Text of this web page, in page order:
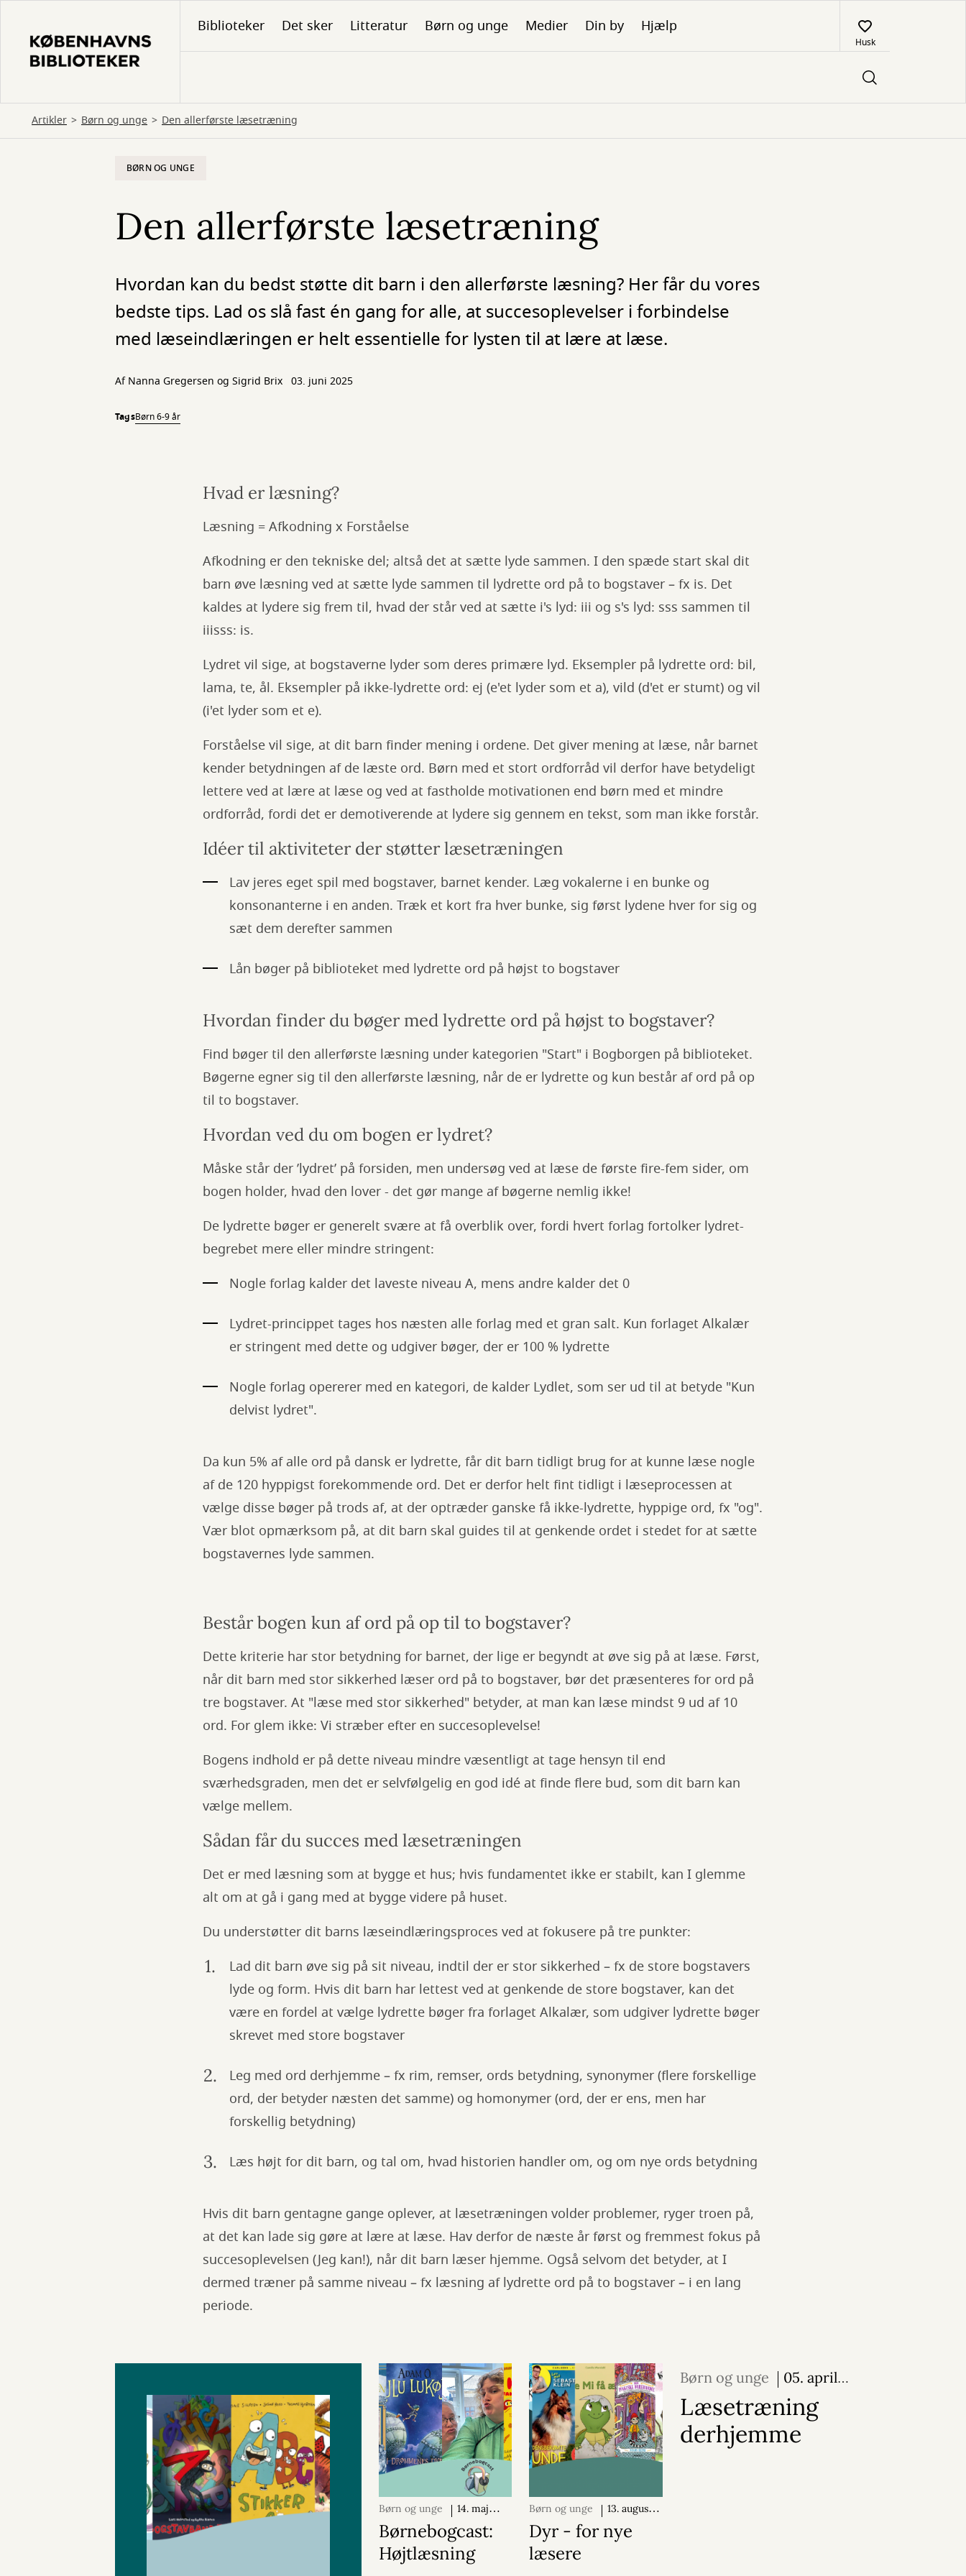
hovedindhold
Biblioteker Det sker Litteratur Børn og unge Medier Din by Hjælp
Husk
Artikler Børn og unge Den allerførste læsetræning
BØRN OG UNGE
Den allerførste læsetræning
Hvordan kan du bedst støtte dit barn i den allerførste læsning? Her får du vores
bedste tips. Lad os slå fast én gang for alle, at succesoplevelser i forbindelse
med læseindlæringen er helt essentielle for lysten til at lære at læse.
Af Nanna Gregersen og Sigrid Brix 03. juni 2025
TagsBørn 6-9 år
Hvad er læsning?
Læsning = Afkodning x Forståelse
Afkodning er den tekniske del; altså det at sætte lyde sammen. I den spæde start skal dit
barn øve læsning ved at sætte lyde sammen til lydrette ord på to bogstaver – fx is. Det
kaldes at lydere sig frem til, hvad der står ved at sætte i's lyd: iii og s's lyd: sss sammen til
iiisss: is.
Lydret vil sige, at bogstaverne lyder som deres primære lyd. Eksempler på lydrette ord: bil,
lama, te, ål. Eksempler på ikke-lydrette ord: ej (e'et lyder som et a), vild (d'et er stumt) og vil
(i'et lyder som et e).
Forståelse vil sige, at dit barn finder mening i ordene. Det giver mening at læse, når barnet
kender betydningen af de læste ord. Børn med et stort ordforråd vil derfor have betydeligt
lettere ved at lære at læse og ved at fastholde motivationen end børn med et mindre
ordforråd, fordi det er demotiverende at lydere sig gennem en tekst, som man ikke forstår.
Idéer til aktiviteter der støtter læsetræningen
Lav jeres eget spil med bogstaver, barnet kender. Læg vokalerne i en bunke og
konsonanterne i en anden. Træk et kort fra hver bunke, sig først lydene hver for sig og
sæt dem derefter sammen
Lån bøger på biblioteket med lydrette ord på højst to bogstaver
Hvordan finder du bøger med lydrette ord på højst to bogstaver?
Find bøger til den allerførste læsning under kategorien "Start" i Bogborgen på biblioteket.
Bøgerne egner sig til den allerførste læsning, når de er lydrette og kun består af ord på op
til to bogstaver.
Hvordan ved du om bogen er lydret?
Måske står der ’lydret’ på forsiden, men undersøg ved at læse de første fire-fem sider, om
bogen holder, hvad den lover - det gør mange af bøgerne nemlig ikke!
De lydrette bøger er generelt svære at få overblik over, fordi hvert forlag fortolker lydret-
begrebet mere eller mindre stringent:
Nogle forlag kalder det laveste niveau A, mens andre kalder det 0
Lydret-princippet tages hos næsten alle forlag med et gran salt. Kun forlaget Alkalær
er stringent med dette og udgiver bøger, der er 100 % lydrette
Nogle forlag opererer med en kategori, de kalder Lydlet, som ser ud til at betyde "Kun
delvist lydret".
Da kun 5% af alle ord på dansk er lydrette, får dit barn tidligt brug for at kunne læse nogle
af de 120 hyppigst forekommende ord. Det er derfor helt fint tidligt i læseprocessen at
vælge disse bøger på trods af, at der optræder ganske få ikke-lydrette, hyppige ord, fx "og".
Vær blot opmærksom på, at dit barn skal guides til at genkende ordet i stedet for at sætte
bogstavernes lyde sammen.
Består bogen kun af ord på op til to bogstaver?
Dette kriterie har stor betydning for barnet, der lige er begyndt at øve sig på at læse. Først,
når dit barn med stor sikkerhed læser ord på to bogstaver, bør det præsenteres for ord på
tre bogstaver. At "læse med stor sikkerhed" betyder, at man kan læse mindst 9 ud af 10
ord. For glem ikke: Vi stræber efter en succesoplevelse!
Bogens indhold er på dette niveau mindre væsentligt at tage hensyn til end
sværhedsgraden, men det er selvfølgelig en god idé at finde flere bud, som dit barn kan
vælge mellem.
Sådan får du succes med læsetræningen
Det er med læsning som at bygge et hus; hvis fundamentet ikke er stabilt, kan I glemme
alt om at gå i gang med at bygge videre på huset.
Du understøtter dit barns læseindlæringsproces ved at fokusere på tre punkter:
Lad dit barn øve sig på sit niveau, indtil der er stor sikkerhed – fx de store bogstavers
lyde og form. Hvis dit barn har lettest ved at genkende de store bogstaver, kan det
være en fordel at vælge lydrette bøger fra forlaget Alkalær, som udgiver lydrette bøger
skrevet med store bogstaver
Leg med ord derhjemme – fx rim, remser, ords betydning, synonymer (flere forskellige
ord, der betyder næsten det samme) og homonymer (ord, der er ens, men har
forskellig betydning)
Læs højt for dit barn, og tal om, hvad historien handler om, og om nye ords betydning
Hvis dit barn gentagne gange oplever, at læsetræningen volder problemer, ryger troen på,
at det kan lade sig gøre at lære at læse. Hav derfor de næste år først og fremmest fokus på
succesoplevelsen (Jeg kan!), når dit barn læser hjemme. Også selvom det betyder, at I
dermed træner på samme niveau – fx læsning af lydrette ord på to bogstaver – i en lang
periode.
Børn og unge
14. maj
2024
Børnebogcast:
Højtlæsning
Børn og unge
13. august
2024
Dyr - for nye
læsere
Børn og unge
05. april
2024
Læsetræning
derhjemme